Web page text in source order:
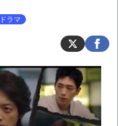
ドラマ